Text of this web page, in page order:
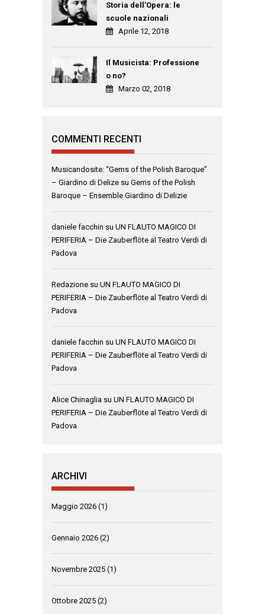
Storia dell’Opera: le
scuole nazionali
Aprile 12, 2018
Il Musicista: Professione
o no?
Marzo 02, 2018
COMMENTI RECENTI
Musicandosite: “Gems of the Polish Baroque”
– Giardino di Delize su Gems of the Polish
Baroque – Ensemble Giardino di Delizie
daniele facchin su UN FLAUTO MAGICO DI
PERIFERIA – Die Zauberflöte al Teatro Verdi di
Padova
Redazione su UN FLAUTO MAGICO DI
PERIFERIA – Die Zauberflöte al Teatro Verdi di
Padova
daniele facchin su UN FLAUTO MAGICO DI
PERIFERIA – Die Zauberflöte al Teatro Verdi di
Padova
Alice Chinaglia su UN FLAUTO MAGICO DI
PERIFERIA – Die Zauberflöte al Teatro Verdi di
Padova
ARCHIVI
Maggio 2026 (1)
Gennaio 2026 (2)
Novembre 2025 (1)
Ottobre 2025 (2)